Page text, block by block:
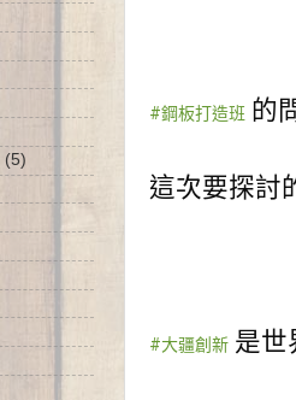
#鋼板打造班 的
這次要探討
#大疆創新 是
(5)